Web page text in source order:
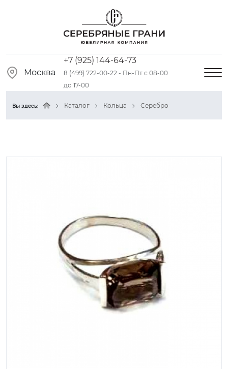
Москва
+7 (925) 144-64-73
8 (499) 722-00-22 - Пн-Пт с 08-00
до 17-00
Вы здесь: Каталог Кольца Серебро